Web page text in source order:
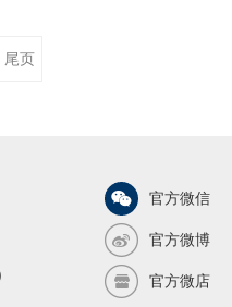
尾页
官方微信
官方微博
官方微店